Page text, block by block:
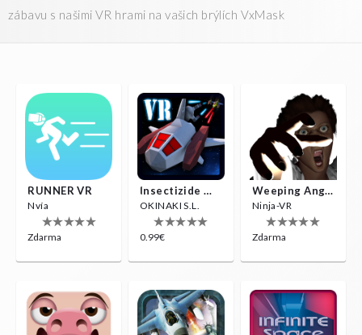
zábavu s našimi VR hrami na vašich brýlích VxMask
RUNNER VR
Nvía
Zdarma
Insectizide Wars VR
OKINAKI S.L.
0.99€
Weeping Angels VR
Ninja-VR
Zdarma